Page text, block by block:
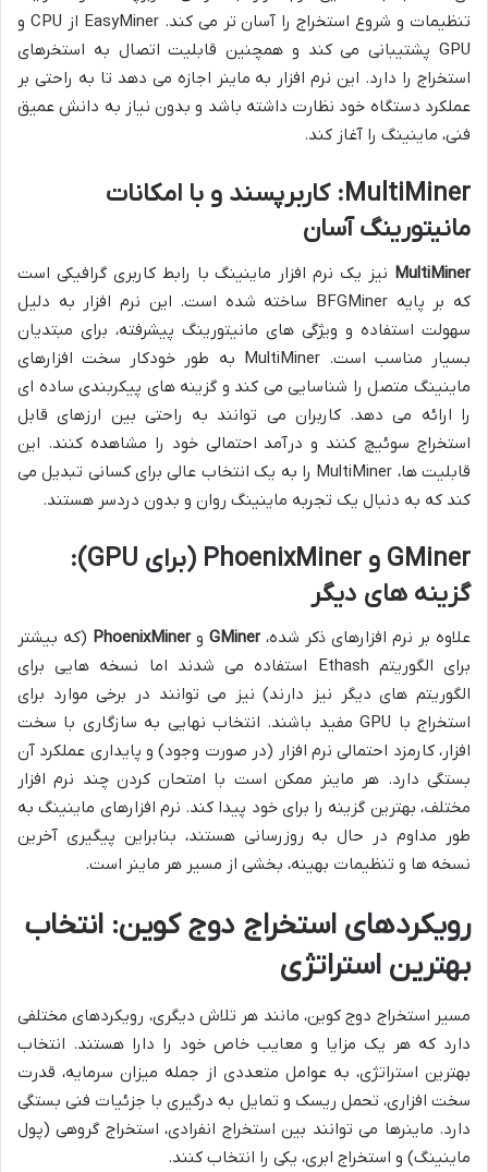
تنظیمات و شروع استخراج را آسان تر می کند. EasyMiner از CPU و
GPU پشتیبانی می کند و همچنین قابلیت اتصال به استخرهای
استخراج را دارد. این نرم افزار به ماینر اجازه می دهد تا به راحتی بر
عملکرد دستگاه خود نظارت داشته باشد و بدون نیاز به دانش عمیق
فنی، ماینینگ را آغاز کند.
MultiMiner: کاربرپسند و با امکانات
مانیتورینگ آسان
MultiMiner نیز یک نرم افزار ماینینگ با رابط کاربری گرافیکی است
که بر پایه BFGMiner ساخته شده است. این نرم افزار به دلیل
سهولت استفاده و ویژگی های مانیتورینگ پیشرفته، برای مبتدیان
بسیار مناسب است. MultiMiner به طور خودکار سخت افزارهای
ماینینگ متصل را شناسایی می کند و گزینه های پیکربندی ساده ای
را ارائه می دهد. کاربران می توانند به راحتی بین ارزهای قابل
استخراج سوئیچ کنند و درآمد احتمالی خود را مشاهده کنند. این
قابلیت ها، MultiMiner را به یک انتخاب عالی برای کسانی تبدیل می
کند که به دنبال یک تجربه ماینینگ روان و بدون دردسر هستند.
GMiner و PhoenixMiner (برای GPU):
گزینه های دیگر
علاوه بر نرم افزارهای ذکر شده،GMiner وPhoenixMiner (که بیشتر
برای الگوریتم Ethash استفاده می شدند اما نسخه هایی برای
الگوریتم های دیگر نیز دارند) نیز می توانند در برخی موارد برای
استخراج با GPU مفید باشند. انتخاب نهایی به سازگاری با سخت
افزار، کارمزد احتمالی نرم افزار (در صورت وجود) و پایداری عملکرد آن
بستگی دارد. هر ماینر ممکن است با امتحان کردن چند نرم افزار
مختلف، بهترین گزینه را برای خود پیدا کند. نرم افزارهای ماینینگ به
طور مداوم در حال به روزرسانی هستند، بنابراین پیگیری آخرین
نسخه ها و تنظیمات بهینه، بخشی از مسیر هر ماینر است.
رویکردهای استخراج دوج کوین: انتخاب
بهترین استراتژی
مسیر استخراج دوج کوین، مانند هر تلاش دیگری، رویکردهای مختلفی
دارد که هر یک مزایا و معایب خاص خود را دارا هستند. انتخاب
بهترین استراتژی، به عوامل متعددی از جمله میزان سرمایه، قدرت
سخت افزاری، تحمل ریسک و تمایل به درگیری با جزئیات فنی بستگی
دارد. ماینرها می توانند بین استخراج انفرادی، استخراج گروهی (پول
ماینینگ) و استخراج ابری، یکی را انتخاب کنند.